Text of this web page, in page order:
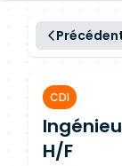
CDI
H/F